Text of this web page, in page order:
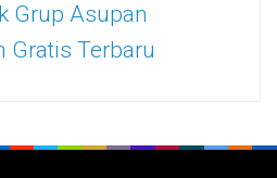
Grup Asupan
Gratis Terbaru